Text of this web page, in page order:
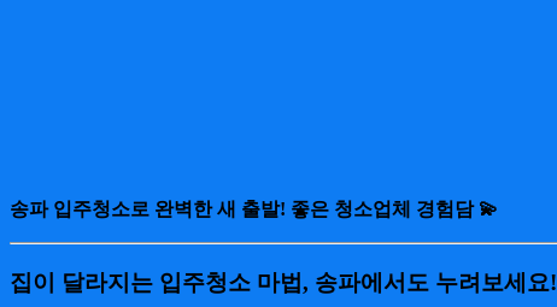
송파 입주청소로 완벽한 새 출발! 좋은 청소업체 경험담 💫
집이 달라지는 입주청소 마법, 송파에서도 누려보세요!